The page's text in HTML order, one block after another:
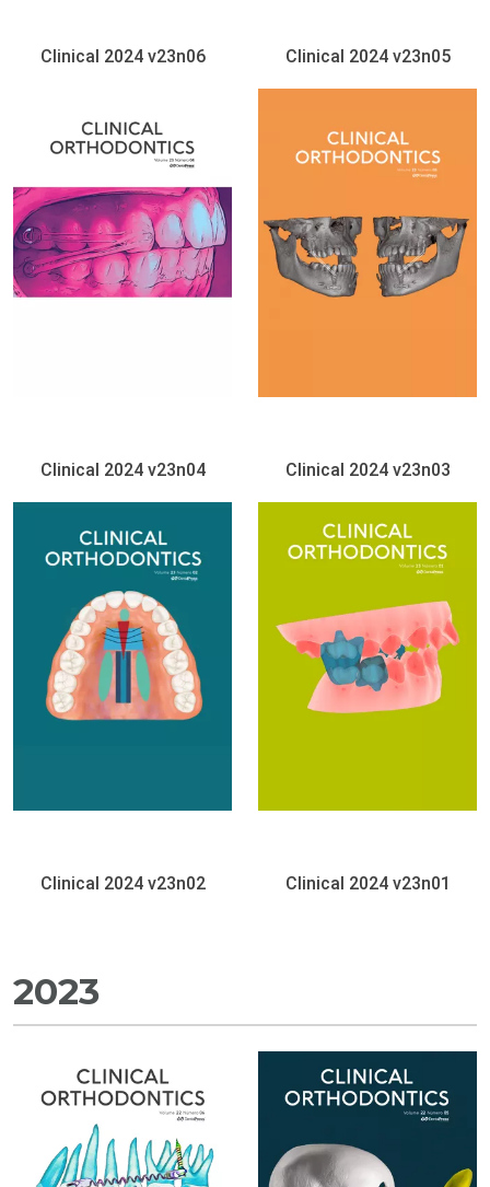
Clinical 2024 v23n06 Clinical 2024 v23n05
Clinical 2024 v23n04 Clinical 2024 v23n03
Clinical 2024 v23n02 Clinical 2024 v23n01
2023